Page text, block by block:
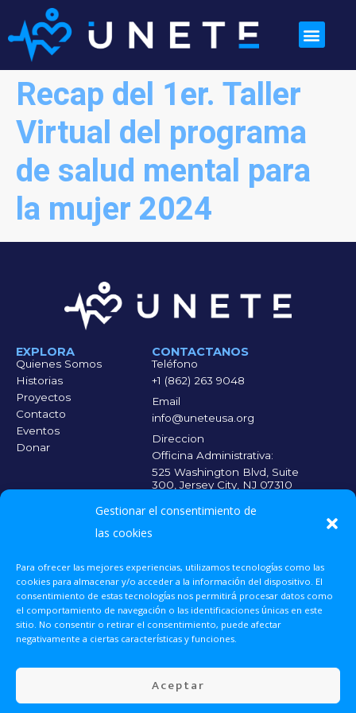
Gestionar el consentimiento de
las cookies
Para ofrecer las mejores experiencias, utilizamos tecnologías como las
cookies para almacenar y/o acceder a la información del dispositivo. El
consentimiento de estas tecnologías nos permitirá procesar datos como
el comportamiento de navegación o las identificaciones únicas en este
sitio. No consentir o retirar el consentimiento, puede afectar
negativamente a ciertas características y funciones.
Aceptar
Recap del 1er. Taller
Virtual del programa
de salud mental para
la mujer 2024
EXPLORA
Quienes Somos
Historias
Proyectos
Contacto
Eventos
Donar
CONTACTANOS
Teléfono
+1 (862) 263 9048
Email
info@uneteusa.org
Direccion
Officina Administrativa:
525 Washington Blvd, Suite
300, Jersey City, NJ 07310
140 Market St. 5th Floor,
CADA CONTRIBUICIÓN CUENTA Escanea el código
QR y haz tu
donación para que
más personas
reciban la atención
médica que
UNETE 2025 © Todos los derechos reservados.